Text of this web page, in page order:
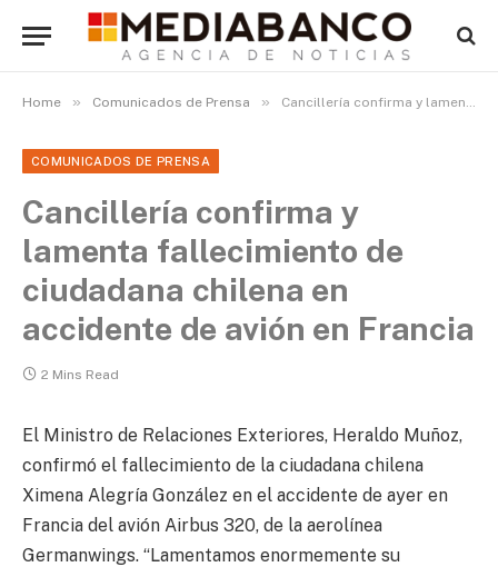
Home » Comunicados de Prensa » Cancillería confirma y lamenta fallecimiento de ciudadana chilena en accidente de avión en Francia
COMUNICADOS DE PRENSA
Cancillería confirma y
lamenta fallecimiento de
ciudadana chilena en
accidente de avión en Francia
2 Mins Read
El Ministro de Relaciones Exteriores, Heraldo Muñoz,
confirmó el fallecimiento de la ciudadana chilena
Ximena Alegría González en el accidente de ayer en
Francia del avión Airbus 320, de la aerolínea
Germanwings. “Lamentamos enormemente su